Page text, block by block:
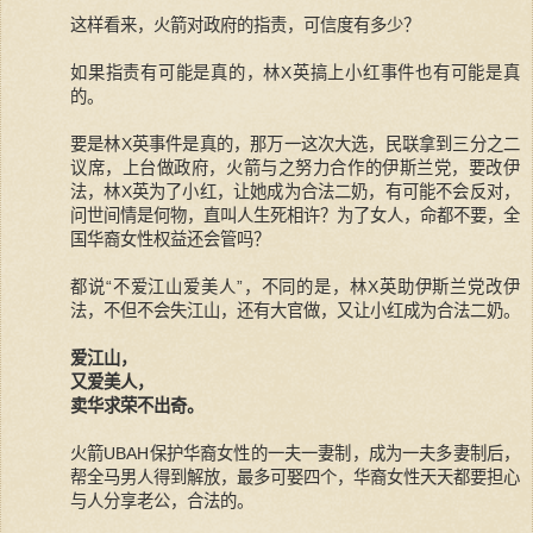
这样看来，火箭对政府的指责，可信度有多少？
如果指责有可能是真的，林X英搞上小红事件也有可能是真
的。
要是林X英事件是真的，那万一这次大选，民联拿到三分之二
议席，上台做政府，火箭与之努力合作的伊斯兰党，要改伊
法，林X英为了小红，让她成为合法二奶，有可能不会反对，
问世间情是何物，直叫人生死相许？为了女人，命都不要，全
国华裔女性权益还会管吗？
都说“不爱江山爱美人”，不同的是，林X英助伊斯兰党改伊
法，不但不会失江山，还有大官做，又让小红成为合法二奶。
爱江山，
又爱美人，
卖华求荣不出奇。
火箭UBAH保护华裔女性的一夫一妻制，成为一夫多妻制后，
帮全马男人得到解放，最多可娶四个，华裔女性天天都要担心
与人分享老公，合法的。